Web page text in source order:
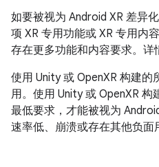
如要被视为 Android XR 差异
项 XR 专用功能或 XR 专用内
存在更多功能和内容要求。详
使用 Unity 或 OpenXR 构建
用。使用 Unity 或 OpenXR
最低要求，才能被视为
速率低、崩溃或存在其他负面